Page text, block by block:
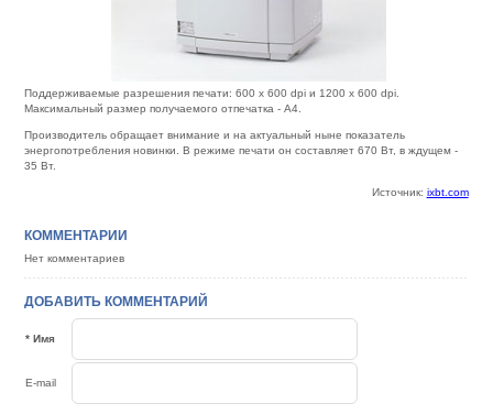
Поддерживаемые разрешения печати: 600 x 600 dpi и 1200 x 600 dpi.
Максимальный размер получаемого отпечатка - A4.
Производитель обращает внимание и на актуальный ныне показатель
энергопотребления новинки. В режиме печати он составляет 670 Вт, в ждущем -
35 Вт.
Источник: ixbt.com
КОММЕНТАРИИ
Нет комментариев
ДОБАВИТЬ КОММЕНТАРИЙ
* Имя
E-mail